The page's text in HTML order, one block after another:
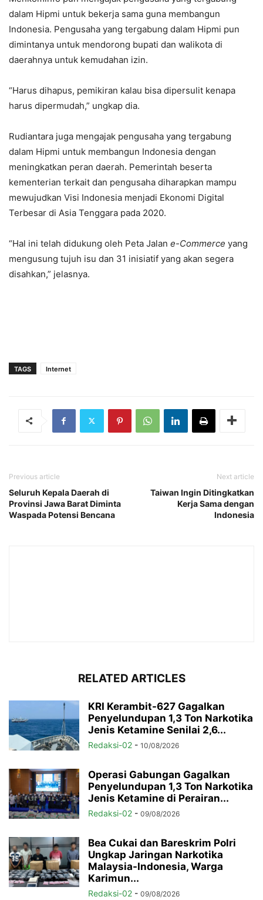
dalam Hipmi untuk bekerja sama guna membangun
Indonesia. Pengusaha yang tergabung dalam Hipmi pun
dimintanya untuk mendorong bupati dan walikota di
daerahnya untuk kemudahan izin.
“Harus dihapus, pemikiran kalau bisa dipersulit kenapa
harus dipermudah,” ungkap dia.
Rudiantara juga mengajak pengusaha yang tergabung
dalam Hipmi untuk membangun Indonesia dengan
meningkatkan peran daerah. Pemerintah beserta
kementerian terkait dan pengusaha diharapkan mampu
mewujudkan Visi Indonesia menjadi Ekonomi Digital
Terbesar di Asia Tenggara pada 2020.
“Hal ini telah didukung oleh Peta Jalan e-Commerce yang
mengusung tujuh isu dan 31 inisiatif yang akan segera
disahkan,” jelasnya.
TAGS Internet
Previous article
Seluruh Kepala Daerah di
Provinsi Jawa Barat Diminta
Waspada Potensi Bencana
Next article
Taiwan Ingin Ditingkatkan
Kerja Sama dengan
Indonesia
RELATED ARTICLES
KRI Kerambit-627 Gagalkan
Penyelundupan 1,3 Ton Narkotika
Jenis Ketamine Senilai 2,6...
Redaksi-02 - 10/08/2026
Operasi Gabungan Gagalkan
Penyelundupan 1,3 Ton Narkotika
Jenis Ketamine di Perairan...
Redaksi-02 - 09/08/2026
Bea Cukai dan Bareskrim Polri
Ungkap Jaringan Narkotika
Malaysia-Indonesia, Warga
Karimun...
Redaksi-02 - 09/08/2026